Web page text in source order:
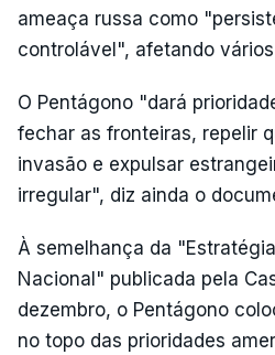
ameaça russa como
controlável", afetando
O Pentágono "dará
fechar as fronteiras, repelir
invasão e expulsar
irregular", diz ainda o
À semelhança da
Nacional" publicada pela
dezembro, o Pentágono
no topo das prioridades